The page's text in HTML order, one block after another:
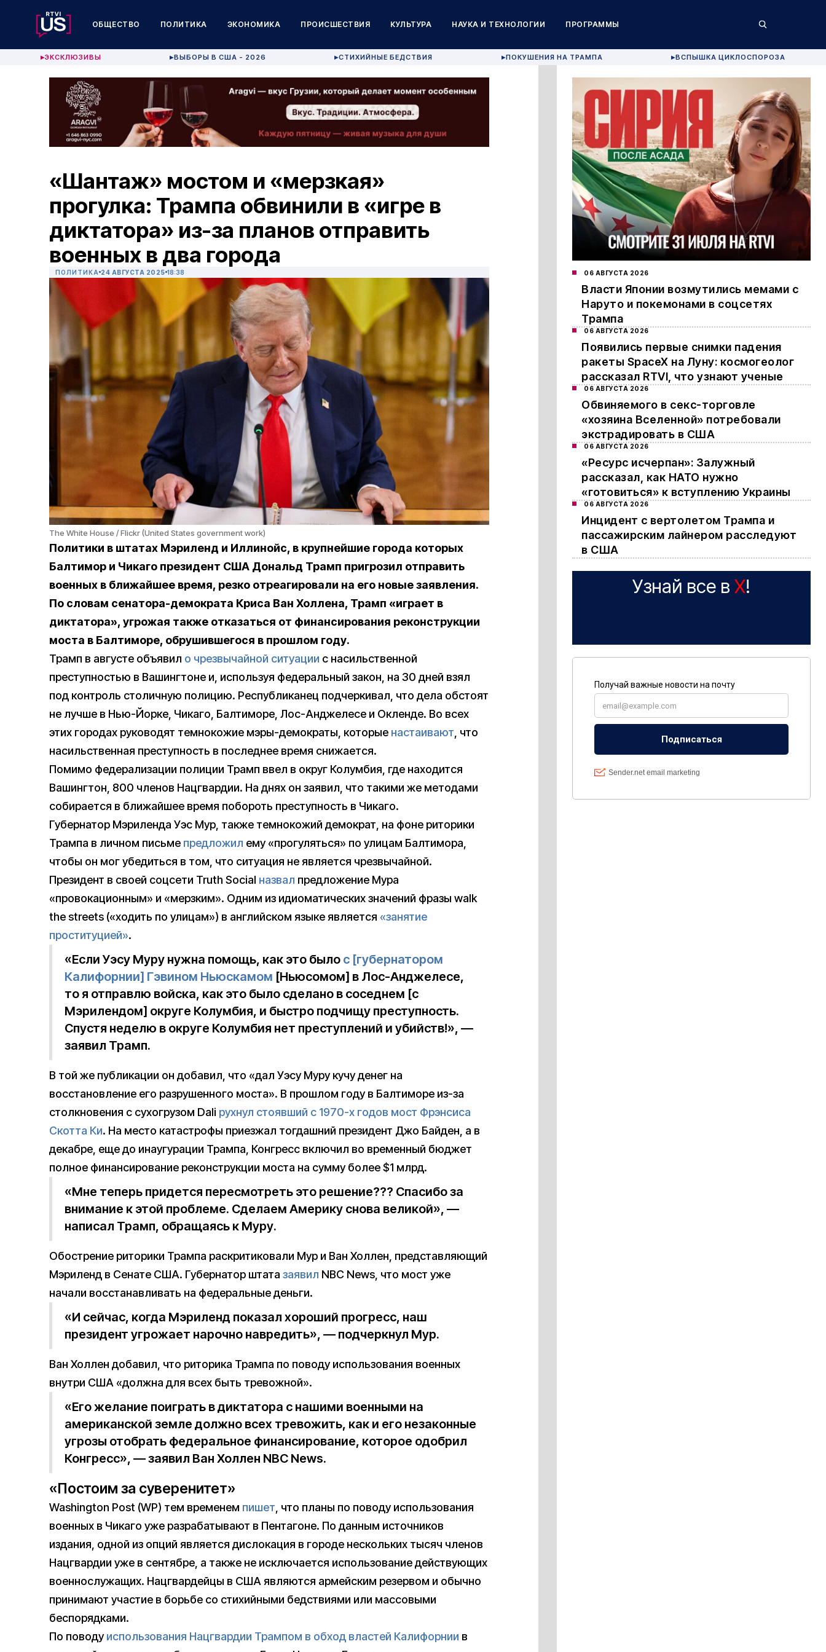
ОБЩЕСТВО ПОЛИТИКА ЭКОНОМИКА ПРОИСШЕСТВИЯ КУЛЬТУРА НАУКА И ТЕХНОЛОГИИ ПРОГРАММЫ
▶ЭКСКЛЮЗИВЫ ▶ВЫБОРЫ В США - 2026 ▶СТИХИЙНЫЕ БЕДСТВИЯ ▶ПОКУШЕНИЯ НА ТРАМПА ▶ВСПЫШКА ЦИКЛОСПОРОЗА
«Шантаж» мостом и «мерзкая»
прогулка: Трампа обвинили в «игре в
диктатора» из-за планов отправить
военных в два города
ПОЛИТИКА 24 АВГУСТА 2025 18:38
The White House / Flickr (United States government work)
Политики в штатах Мэриленд и Иллинойс, в крупнейшие города которых
Балтимор и Чикаго президент США Дональд Трамп пригрозил отправить
военных в ближайшее время, резко отреагировали на его новые заявления.
По словам сенатора-демократа Криса Ван Холлена, Трамп «играет в
диктатора», угрожая также отказаться от финансирования реконструкции
моста в Балтиморе, обрушившегося в прошлом году.
Трамп в августе объявил о чрезвычайной ситуации с насильственной
преступностью в Вашингтоне и, используя федеральный закон, на 30 дней взял
под контроль столичную полицию. Республиканец подчеркивал, что дела обстоят
не лучше в Нью-Йорке, Чикаго, Балтиморе, Лос-Анджелесе и Окленде. Во всех
этих городах руководят темнокожие мэры-демократы, которые настаивают, что
насильственная преступность в последнее время снижается.
Помимо федерализации полиции Трамп ввел в округ Колумбия, где находится
Вашингтон, 800 членов Нацгвардии. На днях он заявил, что такими же методами
собирается в ближайшее время побороть преступность в Чикаго.
Губернатор Мэриленда Уэс Мур, также темнокожий демократ, на фоне риторики
Трампа в личном письме предложил ему «прогуляться» по улицам Балтимора,
чтобы он мог убедиться в том, что ситуация не является чрезвычайной.
Президент в своей соцсети Truth Social назвал предложение Мура
«провокационным» и «мерзким». Одним из идиоматических значений фразы walk
the streets («ходить по улицам») в английском языке является «занятие
проституцией».
«Если Уэсу Муру нужна помощь, как это было с [губернатором
Калифорнии] Гэвином Ньюскамом [Ньюсомом] в Лос-Анджелесе,
то я отправлю войска, как это было сделано в соседнем [c
Мэрилендом] округе Колумбия, и быстро подчищу преступность.
Спустя неделю в округе Колумбия нет преступлений и убийств!», —
заявил Трамп.
В той же публикации он добавил, что «дал Уэсу Муру кучу денег на
восстановление его разрушенного моста». В прошлом году в Балтиморе из-за
столкновения с сухогрузом Dali рухнул стоявший с 1970-х годов мост Фрэнсиса
Скотта Ки. На место катастрофы приезжал тогдашний президент Джо Байден, а в
декабре, еще до инаугурации Трампа, Конгресс включил во временный бюджет
полное финансирование реконструкции моста на сумму более $1 млрд.
«Мне теперь придется пересмотреть это решение??? Спасибо за
внимание к этой проблеме. Сделаем Америку снова великой», —
написал Трамп, обращаясь к Муру.
Обострение риторики Трампа раскритиковали Мур и Ван Холлен, представляющий
Мэриленд в Сенате США. Губернатор штата заявил NBC News, что мост уже
начали восстанавливать на федеральные деньги.
«И сейчас, когда Мэриленд показал хороший прогресс, наш
президент угрожает нарочно навредить», — подчеркнул Мур.
Ван Холлен добавил, что риторика Трампа по поводу использования военных
внутри США «должна для всех быть тревожной».
«Его желание поиграть в диктатора с нашими военными на
американской земле должно всех тревожить, как и его незаконные
угрозы отобрать федеральное финансирование, которое одобрил
Конгресс», — заявил Ван Холлен NBC News.
«Постоим за суверенитет»
Washington Post (WP) тем временем пишет, что планы по поводу использования
военных в Чикаго уже разрабатывают в Пентагоне. По данным источников
издания, одной из опций является дислокация в городе нескольких тысяч членов
Нацгвардии уже в сентябре, а также не исключается использование действующих
военнослужащих. Нацгвардейцы в США являются армейским резервом и обычно
принимают участие в борьбе со стихийными бедствиями или массовыми
беспорядками.
По поводуиспользования Нацгвардии Трампом в обход властей Калифорнии в
06 АВГУСТА 2026
Власти Японии возмутились мемами с
Наруто и покемонами в соцсетях
Трампа
06 АВГУСТА 2026
Появились первые снимки падения
ракеты SpaceX на Луну: космогеолог
рассказал RTVI, что узнают ученые
06 АВГУСТА 2026
Обвиняемого в секс-торговле
«хозяина Вселенной» потребовали
экстрадировать в США
06 АВГУСТА 2026
«Ресурс исчерпан»: Залужный
рассказал, как НАТО нужно
«готовиться» к вступлению Украины
06 АВГУСТА 2026
Инцидент с вертолетом Трампа и
пассажирским лайнером расследуют
в США
Узнай все в X!